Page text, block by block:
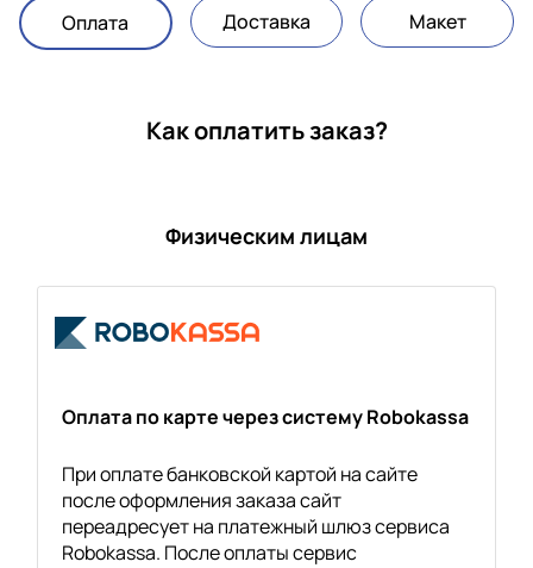
Оплата Доставка Макет
Как оплатить заказ?
Физическим лицам
Оплата по карте через систему Robokassa
При оплате банковской картой на сайте
после оформления заказа сайт
переадресует на платежный шлюз сервиса
Robokassa. После оплаты сервис